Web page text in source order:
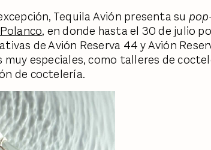
Tequila Avión presenta su
, en donde hasta el 30 de julio
de Avión Reserva 44 y Avión
muy especiales, como talleres de
de coctelería.